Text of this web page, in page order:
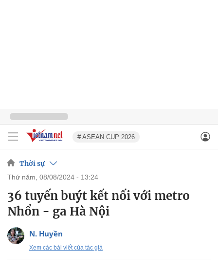
# ASEAN CUP 2026
Thời sự
thứ năm, 08/08/2024 - 13:24
36 tuyến buýt kết nối với metro
Nhổn - ga Hà Nội
N. Huyền
Xem các bài viết của tác giả